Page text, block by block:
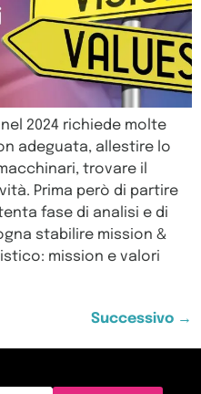
2024 richiede molte
adeguata, allestire lo
trovare il
Prima però di partire
fase di analisi e di
stabilire mission &
mission e valori
Successivo →